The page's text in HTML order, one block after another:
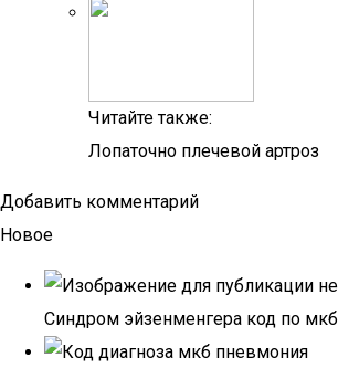
Читайте также:
Лопаточно плечевой артроз
Добавить комментарий
Новое
Синдром эйзенменгера код по мкб